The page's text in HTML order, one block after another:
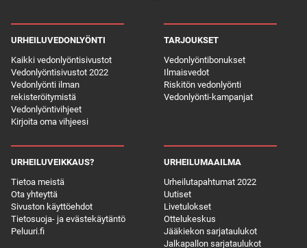
URHEILUVEDONLYÖNTI
Kaikki vedonlyöntisivustot
Vedonlyöntisivustot 2022
Vedonlyönti ilman
rekisteröitymistä
Vedonlyöntivihjeet
Kirjoita oma vihjeesi
TARJOUKSET
Vedonlyöntibonukset
Ilmaisvedot
Riskitön vedonlyönti
Vedonlyönti-kampanjat
URHEILUVEIKKAUS?
Tietoa meistä
Ota yhteyttä
Sivuston käyttöehdot
Tietosuoja- ja evästekäytäntö
Peluuri.fi
URHEILUMAAILMA
Urheilutapahtumat 2022
Uutiset
Livetulokset
Ottelukeskus
Jääkiekon sarjataulukot
Jalkapallon sarjataulukot